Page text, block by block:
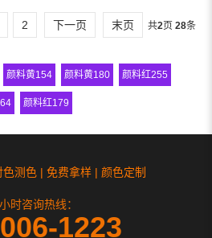
PO、PC、PVC、PS、ABS、PBT、聚
...
2 下一页 末页 共2页 28条
颜料黄154 颜料黄180 颜料红255
颜料红179
测色 | 免费拿样 | 颜色定制
时咨询热线：
1223